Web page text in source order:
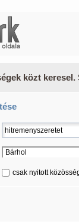
közt
csak nyitott